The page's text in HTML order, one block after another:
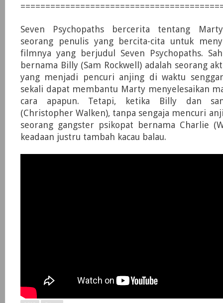
Seven Psychopaths bercerita tentang
seorang penulis yang bercita-cita untuk
filmnya yang berjudul Seven Psychopaths.
bernama Billy (Sam Rockwell) adalah seorang
yang menjadi pencuri anjing di waktu
sekali dapat membantu Marty menyelesaikan
cara apapun. Tetapi, ketika Billy dan
(Christopher Walken), tanpa sengaja mencuri
seorang gangster psikopat bernama Charlie
keadaan justru tambah kacau balau.